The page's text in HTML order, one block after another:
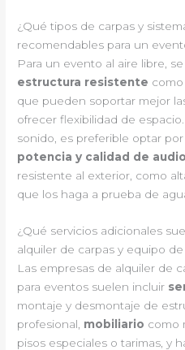
¿Qué tipos de carpas y
recomendables para un
Para un evento al aire libre,
estructura resistente como
que pueden soportar mejor
ofrecer flexibilidad de
sonido, es preferible optar por
potencia y calidad de audio
resistente al exterior, como
que los haga a prueba de
¿Qué servicios adicionales
alquiler de carpas y equipo
Las empresas de alquiler de
para eventos suelen incluir
montaje y desmontaje de
profesional, mobiliario como
pisos especiales o tarimas, y